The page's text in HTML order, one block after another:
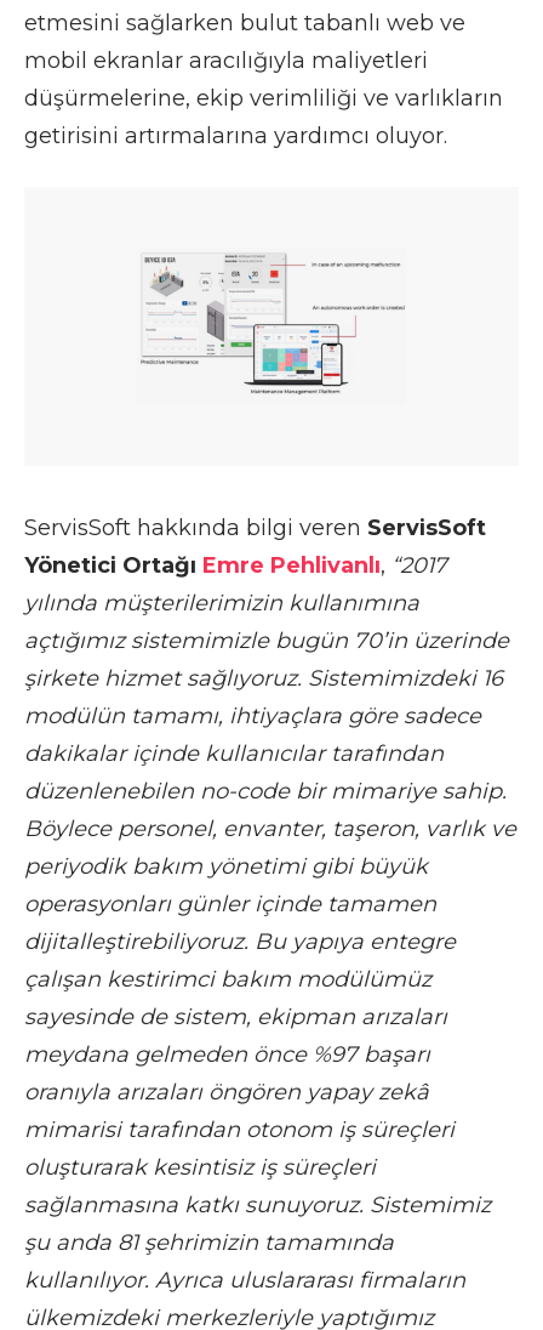
etmesini sağlarken bulut tabanlı web ve
mobil ekranlar aracılığıyla maliyetleri
düşürmelerine, ekip verimliliği ve varlıkların
getirisini artırmalarına yardımcı oluyor.
ServisSoft hakkında bilgi veren ServisSoft
Yönetici Ortağı Emre Pehlivanlı, “2017
yılında müşterilerimizin kullanımına
açtığımız sistemimizle bugün 70’in üzerinde
şirkete hizmet sağlıyoruz. Sistemimizdeki 16
modülün tamamı, ihtiyaçlara göre sadece
dakikalar içinde kullanıcılar tarafından
düzenlenebilen no-code bir mimariye sahip.
Böylece personel, envanter, taşeron, varlık ve
periyodik bakım yönetimi gibi büyük
operasyonları günler içinde tamamen
dijitalleştirebiliyoruz. Bu yapıya entegre
çalışan kestirimci bakım modülümüz
sayesinde de sistem, ekipman arızaları
meydana gelmeden önce %97 başarı
oranıyla arızaları öngören yapay zekâ
mimarisi tarafından otonom iş süreçleri
oluşturarak kesintisiz iş süreçleri
sağlanmasına katkı sunuyoruz. Sistemimiz
şu anda 81 şehrimizin tamamında
kullanılıyor. Ayrıca uluslararası firmaların
ülkemizdeki merkezleriyle yaptığımız